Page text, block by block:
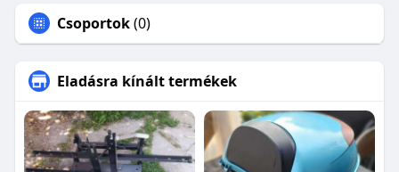
Csoportok(0)
Eladásra kínált termékek